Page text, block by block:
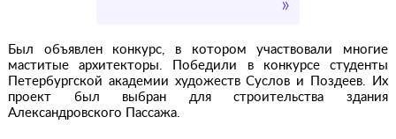
Был объявлен конкурс, в котором участвовали многие
маститые архитекторы. Победили в конкурсе студенты
Петербургской академии художеств Суслов и Поздеев. Их
проект был выбран для строительства здания
Александровского Пассажа.